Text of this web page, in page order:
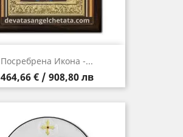
Посребрена Икона -...
Цена
464,66 € / 908,80 лв